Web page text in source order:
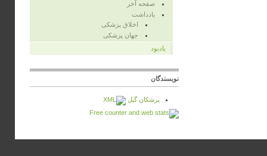
صفحه‌ آخر
یادداشت
اخلاق پزشکی
جهان پزشکی
یادبود
نویسندگان
پزشكان گيل